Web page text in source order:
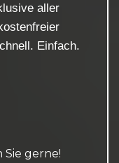
aller
Einfach.
Sie gerne!